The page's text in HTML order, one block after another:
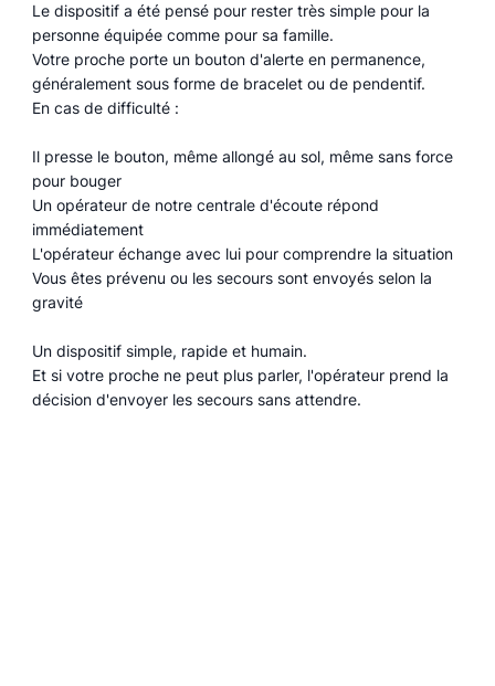
Le dispositif a été pensé pour rester très simple pour la
personne équipée comme pour sa famille.
Votre proche porte un bouton d'alerte en permanence,
généralement sous forme de bracelet ou de pendentif.
En cas de difficulté :
Il presse le bouton, même allongé au sol, même sans force
pour bouger
Un opérateur de notre centrale d'écoute répond
immédiatement
L'opérateur échange avec lui pour comprendre la situation
Vous êtes prévenu ou les secours sont envoyés selon la
gravité
Un dispositif simple, rapide et humain.
Et si votre proche ne peut plus parler, l'opérateur prend la
décision d'envoyer les secours sans attendre.